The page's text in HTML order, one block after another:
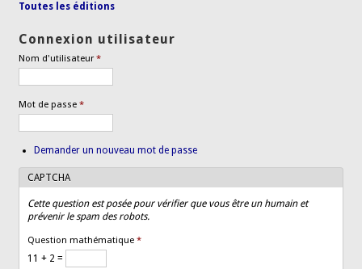
Toutes les éditions
Connexion utilisateur
Nom d'utilisateur*
Mot de passe*
Demander un nouveau mot de passe
CAPTCHA
Cette question est posée pour vérifier que vous être un humain et
prévenir le spam des robots.
Question mathématique*
11 + 2 =